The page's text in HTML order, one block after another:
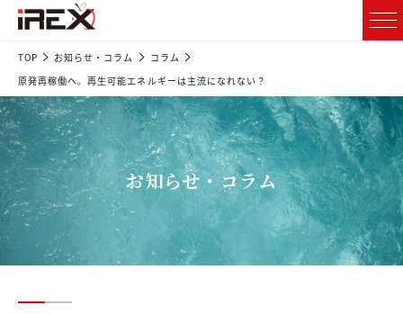
TOP お知らせ・コラム
コラム
原発再稼働へ。再生可能エネルギーは主流になれない？
お知らせ・コラム